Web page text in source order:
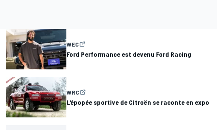
WEC
Ford Performance est devenu Ford Racing
WRC
L'épopée sportive de Citroën se raconte en expo